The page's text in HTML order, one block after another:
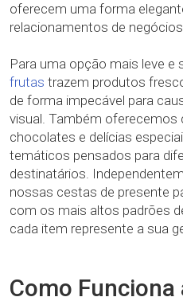
oferecem uma forma
relacionamentos de
Para uma opção mais leve e
frutas trazem produtos
de forma impecável para
visual. Também
chocolates e delícias
temáticos pensados para
destinatários.
nossas cestas de presente
com os mais altos padrões
cada item represente a sua
Como Funciona